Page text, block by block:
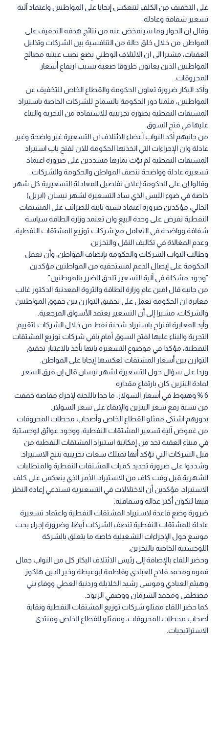
على التخفيف من الكلف لتنعكس إيجابا على المواطنين واعتماد آلية
تسعير شفافة وعادلة.
وقال إن الحوار وما سيتمخض عنه من نتائج هدفه التخفيف على
المواطن من خلال خلق حالة من التنافسية بين الشركات وتذليل
العقبات، مشيرا الى ان الائتلاف الوطني يضع نصب عينيه مصالح
المواطنين الذين يعانون ظروفا صعبة بسبب ارتفاع أسعار
المحروقات.
وأكد البكار ضرورة تعاون الحكومة والقطاع الخاص للتخفيف عن
المواطنين، مثمنا دور الحكومة بالسماح للشركات الخاصة باستيراد
المشتقات النفطية بصورة تجريبية للاستفادة من التجربة والبناء
عليها في فتح السوق.
من جانبهم أكد النواب أعضاء الائتلاف ان التسعيرة غير واضحة وغير
عادلة وان الإجراءات التي اتخذتها الحكومة للان لفتح باب استيراد
المشتقات النفطية لم تؤت ثمارها مشددين على ضرورة اعتماد
تسعيرة عادلة وواضحة تنصف المواطن والحكومة والشركات.
وقالوا إن على الحكومة إعلان تفاصيل المعادلة التسعيرية كل شهر
خاصة في ضوء اللبس الذي ساد التسعيرة لشهر نيسان (ابريل)
الحالي، مؤكدين ضرورة اعتماد نسبة ثابتة للضرائب على المشتقات
النفطية تفرض على وحدة البيع وان تعتمد وزارة الطاقة سياسة
شفافة وواضحة في التعامل مع شركات توزيع المشتقات النفطية،
وعدم المغالاة في تكاليف النقل والتخزين.
وطالب النواب الشركات والحكومة بإنصاف المواطن، وأن تعمل
الحكومة على إيصال الدعم لمستحقيه من المواطنين مؤكدين
"وجود مشكلة في آلية التسعير تلحق الضرر بالموطنين".
من جانبه قال امين عام وزارة الطاقة والثروة المعدنية الدكتور غالب
معابرة ان الحكومة تعمل على تحقيق التوازن بين حقوق المواطنين
والشركات، مشيرا إلى أن التسعير يعتمد الأسواق المرجعية.
وأيد المعابرة اقتراح باستيراد شحنة نفط من خلال الشركات لتقييم
التجربة والبناء عليها لفتح السوق أمام باقي شركات توزيع المشتقات
النفطية، مؤكدا في موضوع التسعيرة بانها تأخذ بالاعتبار تحقيق
التوازن بين أسعار المشتقات لعكسها إيجابا على المواطن.
وردا على سؤال حول التسعيرة لشهر نيسان قال إن فرق السعر
لمادة البنزين كان بارتفاع مقداره
6 % وهبوط في أسعار السولار، ما حدا باللجنة لإجراء مقاصة خففت
من نسبة رفع سعر البنزين والإبقاء على سعر السولار.
بدورهم اشتكى ممثلو القطاع الخاص وأصحاب محطات المحروقات
من غموض آلية تسعير المشتقات النفطية، ووجود عوائق لوجستية
في ميناء العقبة تحد من إمكانية استيراد المشتقات النفطية من
قبل الشركات التي تؤكد أنها تمتلك سعات تخزينية تتيح الاستيراد.
وشددوا على ضرورة تحديد كميات المشتقات النفطية والمتطلبات
الشهرية قبل وقت كاف من الاستيراد، الأمر الذي ينعكس على كلف
الاستيراد، مؤكدين أن الاختلالات في التسعيرية تستدعي إعادة النظر
فيها لتكون أكثر عدالة وشفافية.
ضرورة وضع قاعدة لاستيراد المشتقات النفطية واعتماد تسعيرة
عادلة للمشتقات النفطية تنصف الشركات أيضا، وضرورة إجراء بحث
موسع حول الإجراءات التشغيلية خاصة ما يتعلق بالشركة
اللوجستية الخاصة بالتخزين.
وحضر اللقاء بالإضافة إلى رئيس الائتلاف البكار كل من النواب جمال
قموه ومحمد فلاح العبادي وفاطمة ابوعيطة وخير الدين هاكوز
وهيثم العبادي وموسى رشيد الخلايلة وردنية العطي ووفاء بني
مصطفى ومحمد الشرمان ووصفي الزيود.
كما حضر اللقاء ممثلو شركات توزيع المشتقات النفطية ونقابة
أصحاب محطات المحروقات، وممثلو القطاع الخاص ومنتدى
الاستراتيجيات.